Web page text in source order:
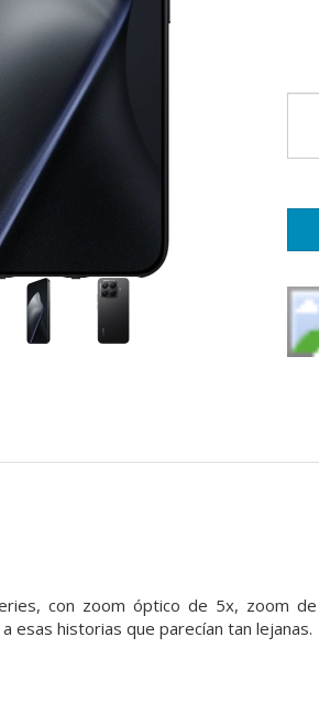
con zoom óptico de 5x, zoom
esas historias que parecían tan lejanas.